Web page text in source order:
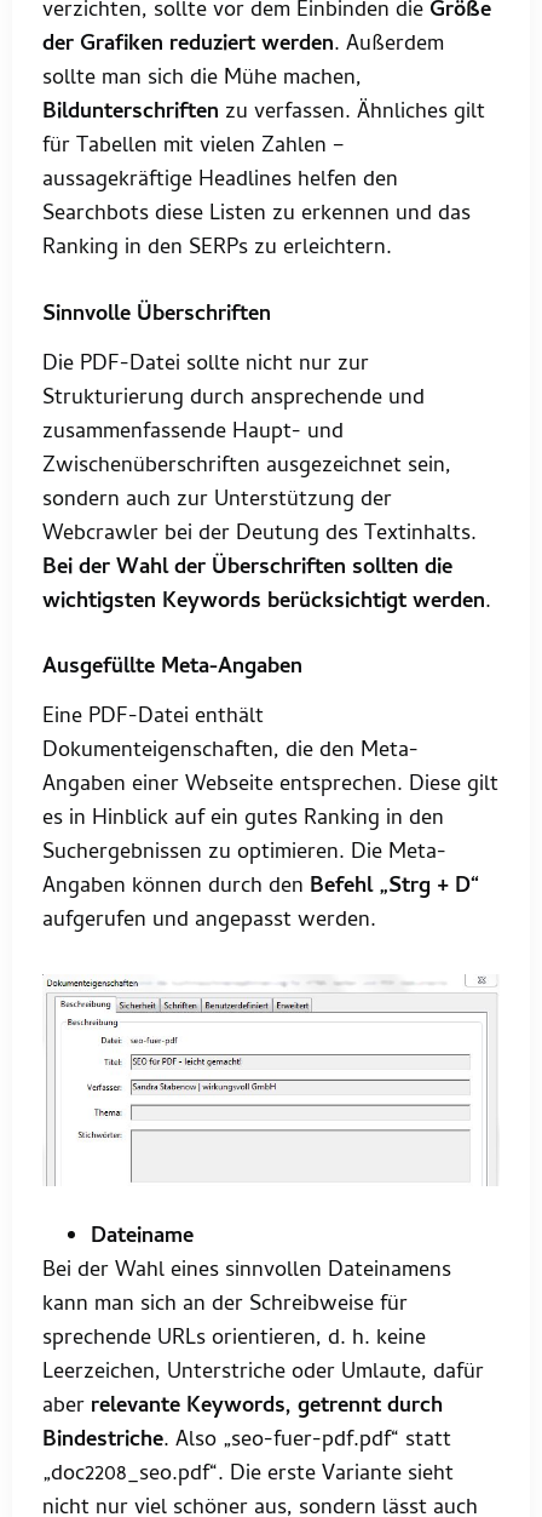
verzichten, sollte vor dem Einbinden die Größe
der Grafiken reduziert werden. Außerdem
sollte man sich die Mühe machen,
Bildunterschriften zu verfassen. Ähnliches gilt
für Tabellen mit vielen Zahlen –
aussagekräftige Headlines helfen den
Searchbots diese Listen zu erkennen und das
Ranking in den SERPs zu erleichtern.
Sinnvolle Überschriften
Die PDF-Datei sollte nicht nur zur
Strukturierung durch ansprechende und
zusammenfassende Haupt- und
Zwischenüberschriften ausgezeichnet sein,
sondern auch zur Unterstützung der
Webcrawler bei der Deutung des Textinhalts.
Bei der Wahl der Überschriften sollten die
wichtigsten Keywords berücksichtigt werden.
Ausgefüllte Meta-Angaben
Eine PDF-Datei enthält
Dokumenteigenschaften, die den Meta-
Angaben einer Webseite entsprechen. Diese gilt
es in Hinblick auf ein gutes Ranking in den
Suchergebnissen zu optimieren. Die Meta-
Angaben können durch den Befehl „Strg + D“
aufgerufen und angepasst werden.
Dateiname
Bei der Wahl eines sinnvollen Dateinamens
kann man sich an der Schreibweise für
sprechende URLs orientieren, d. h. keine
Leerzeichen, Unterstriche oder Umlaute, dafür
aber relevante Keywords, getrennt durch
Bindestriche. Also „seo-fuer-pdf.pdf“ statt
„doc2208_seo.pdf“. Die erste Variante sieht
nicht nur viel schöner aus, sondern lässt auch